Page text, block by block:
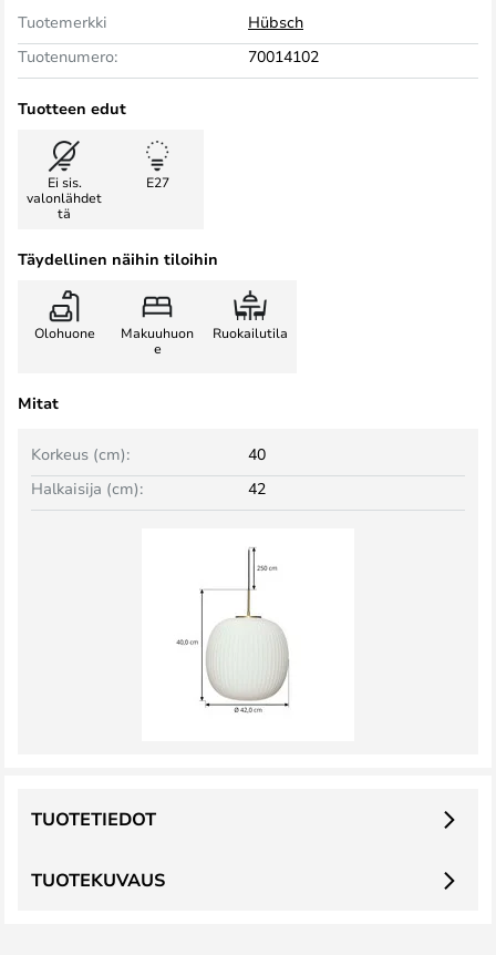
Tuotemerkki
Hübsch
Tuotenumero:
70014102
Tuotteen edut
Ei sis.
valonlähdet
tä
E27
Täydellinen näihin tiloihin
Olohuone
Makuuhuon
e
Ruokailutila
Mitat
Korkeus (cm):
40
Halkaisija (cm):
42
TUOTEKUVAUS
TUOTETIEDOT